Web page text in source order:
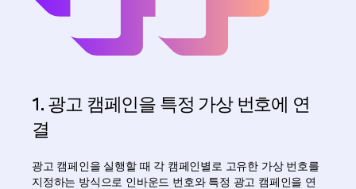
1. 광고 캠페인을 특정 가상 번호에 연
결
광고 캠페인을 실행할 때 각 캠페인별로 고유한 가상 번호를
지정하는 방식으로 인바운드 번호와 특정 광고 캠페인을 연